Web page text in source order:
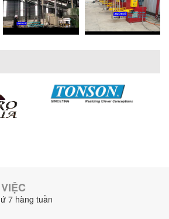
Máy nghiền hữu cơ lỏng sử dụng công
nghệ máy nghiền ngang cánh nghiền
ceramic giúp nâng cao độ mịn, hiệu
suất...
Tìm hiểu lợi ích khi đầu tư máy trộn
phân bón nằm ngang: nâng cao hiệu
khí nén để đảm bảo an toàn, hiệu...
SO SÁNH MÁY TRỘN BỘT KHÔ CÔNG
7 hàng tuần